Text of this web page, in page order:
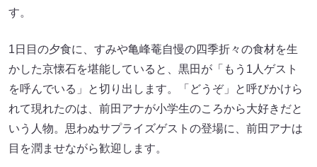
す。
1日目の夕食に、すみや亀峰菴自慢の四季折々の食材を生
かした京懐石を堪能していると、黒田が「もう1人ゲスト
を呼んでいる」と切り出します。「どうぞ」と呼びかけら
れて現れたのは、前田アナが小学生のころから大好きだと
いう人物。思わぬサプライズゲストの登場に、前田アナは
目を潤ませながら歓迎します。